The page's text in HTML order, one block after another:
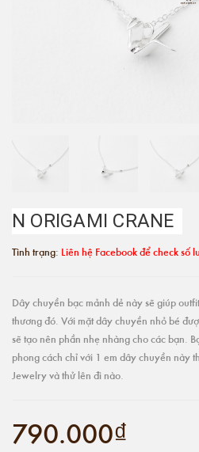
N ORIGAMI CRANE
Tình trạng: Liên hệ Facebook để check số
Dây chuyền bạc mảnh dẻ này sẽ giúp
thương đó. Với mặt dây chuyền nhỏ bé
sẽ tạo nên phần nhẹ nhàng cho các bạn.
phong cách chỉ với 1 em dây chuyền này
Jewelry và thử lên đi nào.
790.000₫